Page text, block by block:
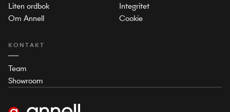
Liten ordbok
Om Annell
KONTAKT
Team
Showroom
Integritet
Cookie